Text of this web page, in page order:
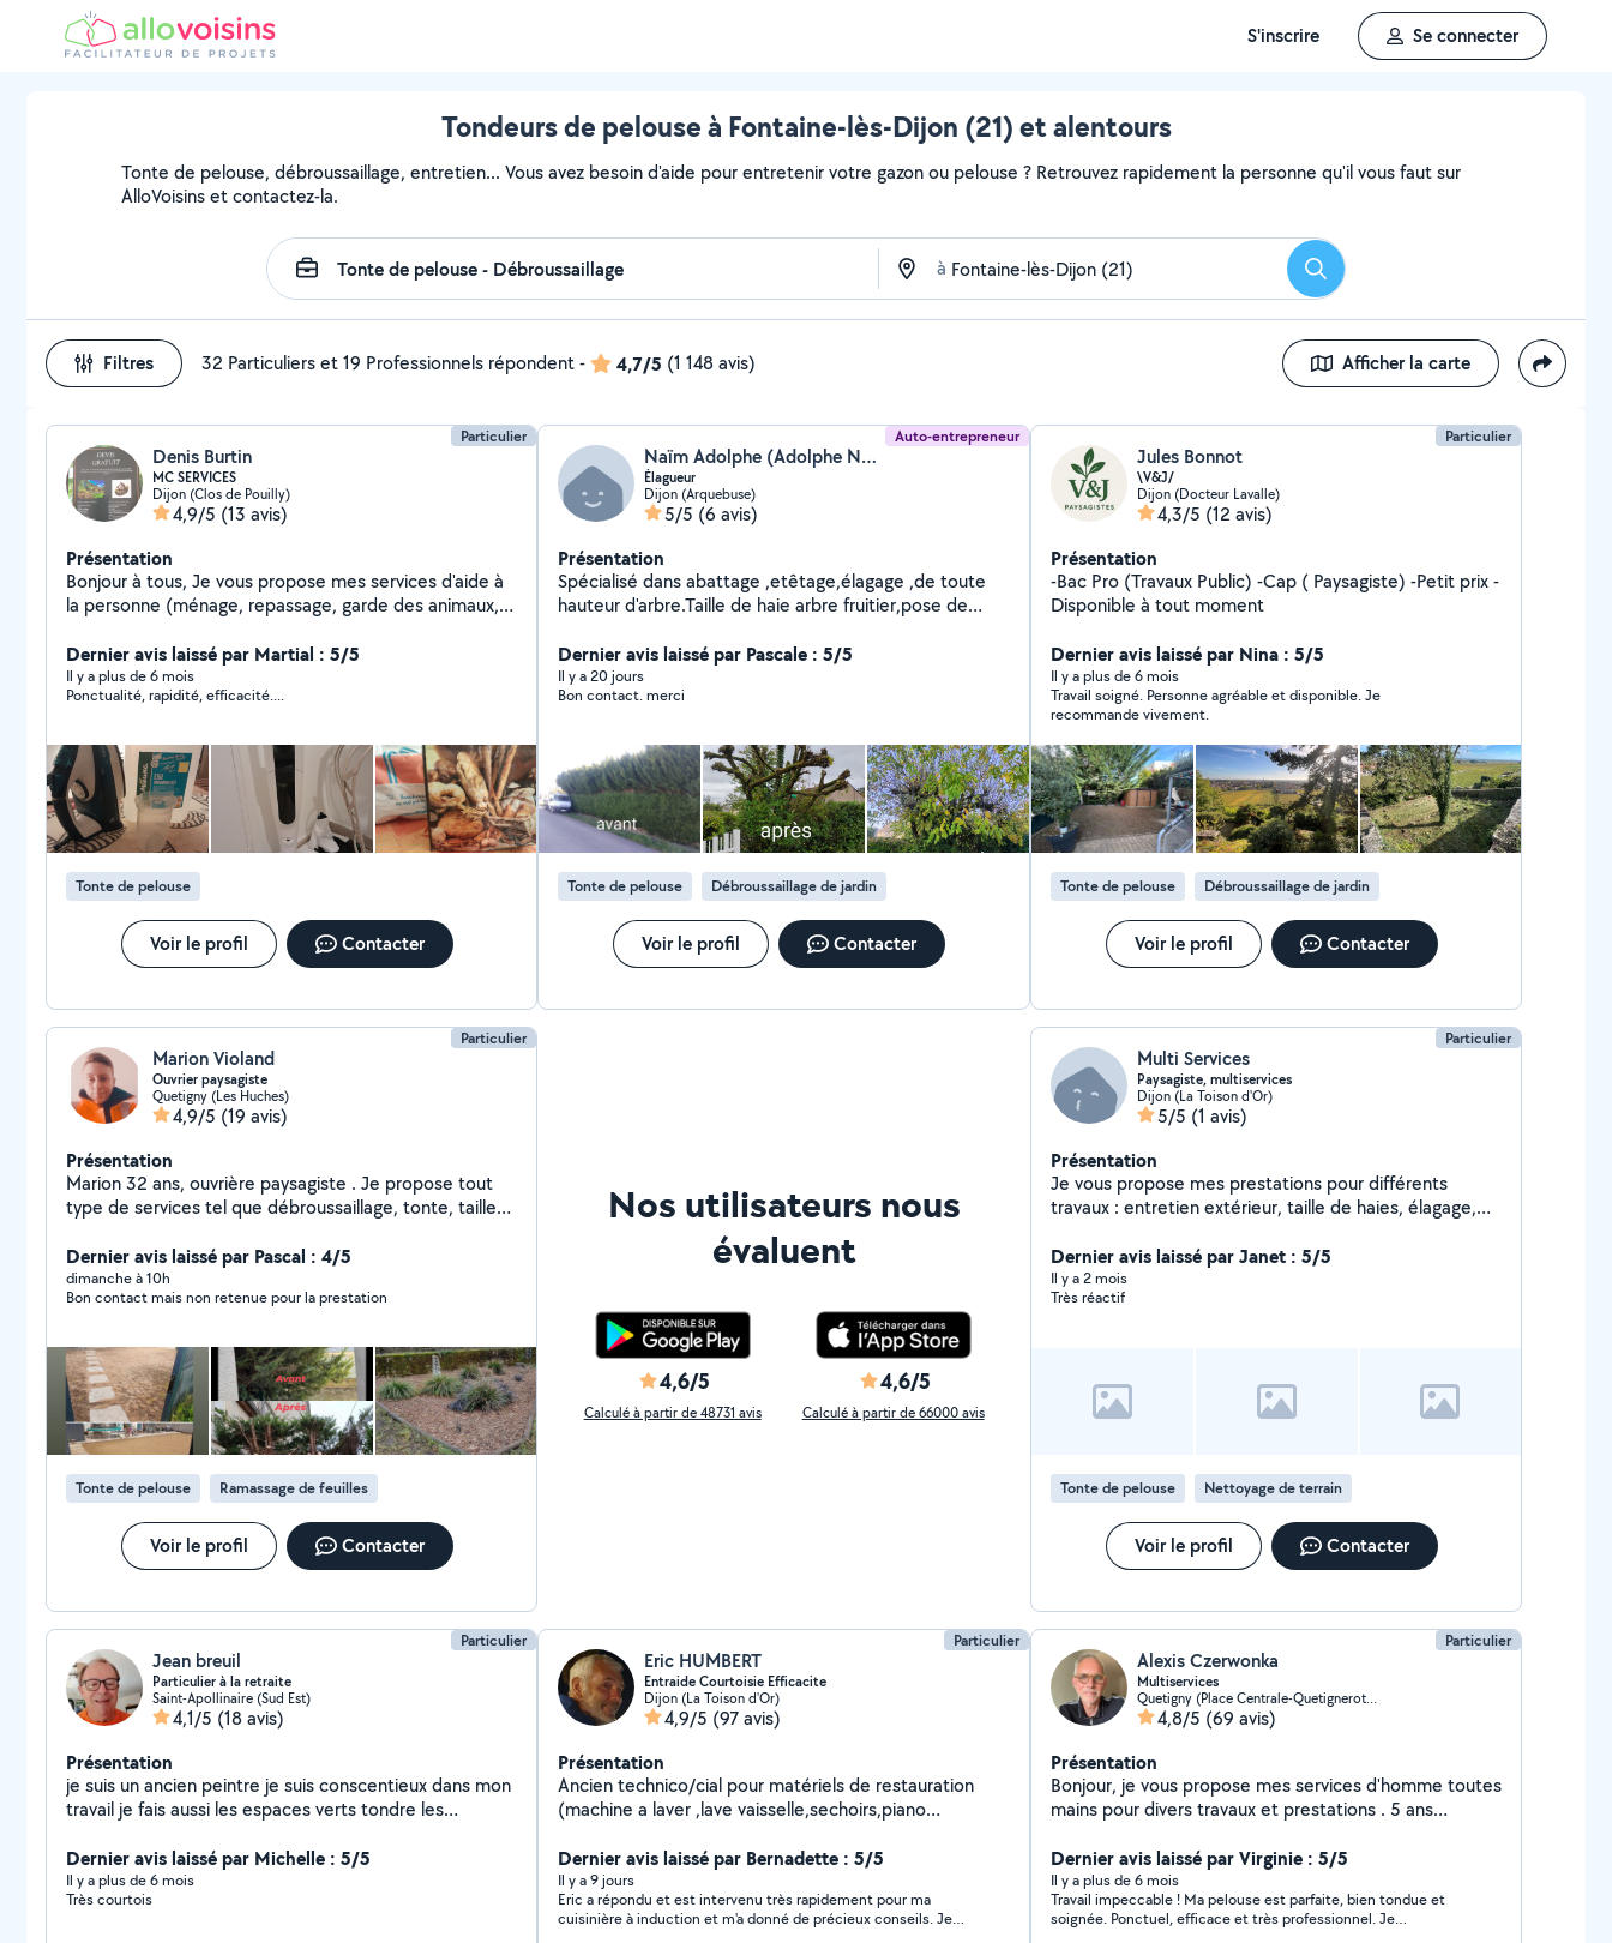
S'inscrire Se connecter
Tondeurs de pelouse à Fontaine-lès-Dijon (21) et alentours
Tonte de pelouse, débroussaillage, entretien... Vous avez besoin d'aide pour entretenir votre gazon ou pelouse ? Retrouvez rapidement la personne qu'il vous faut sur
AlloVoisins et contactez-la.
à Rechercher
Filtres 32 Particuliers et 19 Professionnels répondent- 4,7/5 (1 148 avis) Afficher la carte
Particulier
Denis Burtin
MC SERVICES
Dijon (Clos de Pouilly)
4,9/5 (13 avis)
Présentation
Bonjour à tous, Je vous propose mes services d'aide à
la personne (ménage, repassage, garde des animaux,
contacter pour les tarifs et etc. Je suis disponible les
après midis En parallèle, par le biais d'une autre
personne, il propose les services pour jardinage,
également N'hésitez pas à nous contacter Au plaisir de
vous rencontrer
Dernier avis laissé par Martial : 5/5
Il y a plus de 6 mois
Ponctualité, rapidité, efficacité....
Tonte de pelouse
Voir le profil Contacter
Auto-entrepreneur
Naïm Adolphe (Adolphe Naïm)
Élagueur
Dijon (Arquebuse)
5/5 (6 avis)
Présentation
Spécialisé dans abattage ,etêtage,élagage ,de toute
hauteur d'arbre.Taille de haie arbre fruitier,pose de
d'expérience.
Dernier avis laissé par Pascale : 5/5
Il y a 20 jours
Bon contact. merci
Tonte de pelouse Débroussaillage de jardin
Voir le profil Contacter
Particulier
Jules Bonnot
\V&J/
Dijon (Docteur Lavalle)
4,3/5 (12 avis)
Présentation
-Bac Pro (Travaux Public) -Cap ( Paysagiste) -Petit prix -
Disponible à tout moment
Dernier avis laissé par Nina : 5/5
Il y a plus de 6 mois
Travail soigné. Personne agréable et disponible. Je
recommande vivement.
Tonte de pelouse Débroussaillage de jardin
Voir le profil Contacter
Particulier
Marion Violand
Ouvrier paysagiste
Quetigny (Les Huches)
4,9/5 (19 avis)
Présentation
Marion 32 ans, ouvrière paysagiste . Je propose tout
type de services tel que débroussaillage, tonte, taille
Disponible SEULEMENT Les samedis
Dernier avis laissé par Pascal : 4/5
dimanche à 10h
Bon contact mais non retenue pour la prestation
Tonte de pelouse Ramassage de feuilles
Voir le profil Contacter
Nos utilisateurs nous
évaluent
4,6/5
Calculé à partir de 48731 avis
4,6/5
Calculé à partir de 66000 avis
Particulier
Multi Services
Paysagiste, multiservices
Dijon (La Toison d'Or)
5/5 (1 avis)
Présentation
Je vous propose mes prestations pour différents
travaux : entretien extérieur, taille de haies, élagage,
déménagement, évacuation de déchets,... Travail
sérieux, soigné et minutieux.
Dernier avis laissé par Janet : 5/5
Il y a 2 mois
Très réactif
Tonte de pelouse Nettoyage de terrain
Voir le profil Contacter
Particulier
Jean breuil
Particulier à la retraite
Saint-Apollinaire (Sud Est)
4,1/5 (18 avis)
Présentation
je suis un ancien peintre je suis conscentieux dans mon
travail je fais aussi les espaces verts tondre les
personnes agées
Dernier avis laissé par Michelle : 5/5
Il y a plus de 6 mois
Très courtois
Particulier
Eric HUMBERT
Entraide Courtoisie Efficacite
Dijon (La Toison d'Or)
4,9/5 (97 avis)
Présentation
Ancien technico/cial pour matériels de restauration
(machine a laver ,lave vaisselle,sechoirs,piano
pour vous aider à solutionner vos problèmes dans les
domaines du bricolage aménagement /jardinage/
panne d électroménager ou autre. Mon savoir faire,
mon matériel et mon atelier sont là pour vous rendre la
Dernier avis laissé par Bernadette : 5/5
Il y a 9 jours
Eric a répondu et est intervenu très rapidement pour ma
cuisinière à induction et m'a donné de précieux conseils. Je
Particulier
Alexis Czerwonka
Multiservices
Quetigny (Place Centrale-Quetignerots-Pre Bourgeot)
4,8/5 (69 avis)
Présentation
Bonjour, je vous propose mes services d'homme toutes
mains pour divers travaux et prestations . 5 ans
bons retours clients grâce a mon sérieux et ma rigueur
du travail bien fait. N'hésitez pas a me contacter si
besoins Alexis
Dernier avis laissé par Virginie : 5/5
Il y a plus de 6 mois
Travail impeccable ! Ma pelouse est parfaite, bien tondue et
soignée. Ponctuel, efficace et très professionnel. Je